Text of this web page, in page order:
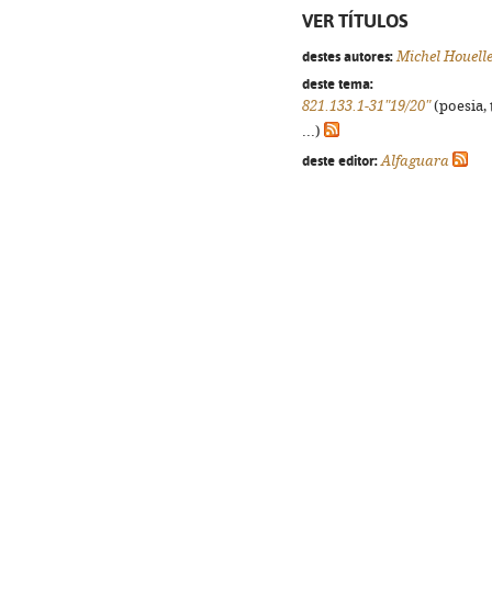
VER TÍTULOS
destes autores: Michel
deste tema:
821.133.1-31"19/20"(poesia,
...)
deste editor: Alfaguara